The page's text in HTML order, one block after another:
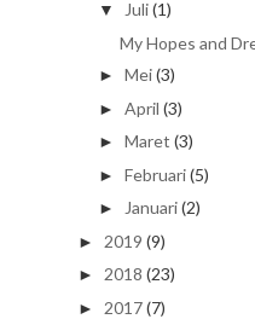
▼ Juli(1)
My Hopes and
► Mei(3)
► April (3)
► Maret (3)
► Februari(5)
► Januari(2)
► 2019 (9)
► 2018 (23)
► 2017(7)